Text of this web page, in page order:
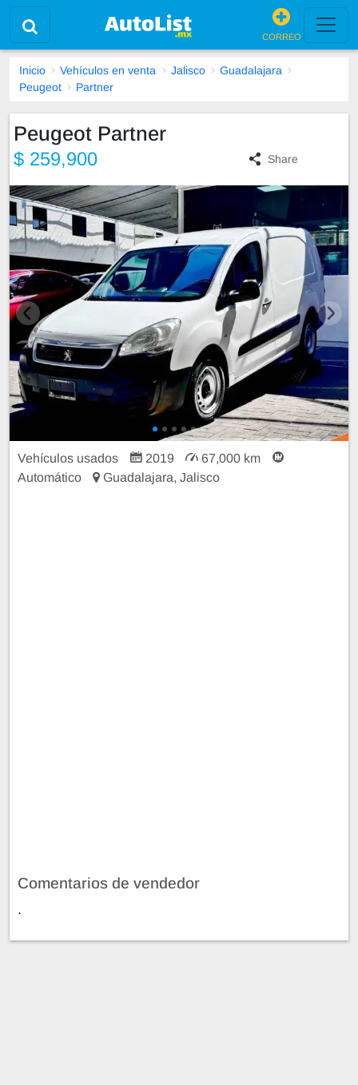
CORREO
Inicio Vehículos en venta Jalisco
Guadalajara
Peugeot
Partner
Peugeot Partner
$ 259,900 Share
Vehículos usados 2019
67,000 km
Automático
Guadalajara, Jalisco
Comentarios de vendedor
.